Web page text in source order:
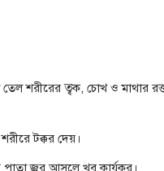
তেল শরীরের ত্বক, চোখ ও মাথার
টক্কর দেয়।
পাতা জ্বর আসলে খুব কার্যকর।